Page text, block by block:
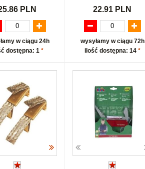
PLN
w ciągu 24h
dostępna: 1 *
22.91 PLN
wysyłamy w ciągu 72h
ilość dostępna: 14 *